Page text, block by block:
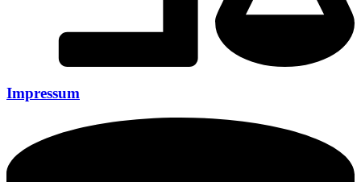
Impressum